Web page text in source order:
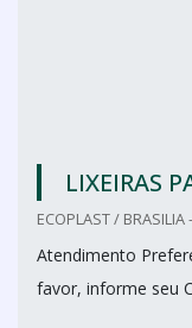
LIXEIRAS
ECOPLAST / BRASILIA
Atendimento
favor, informe seu